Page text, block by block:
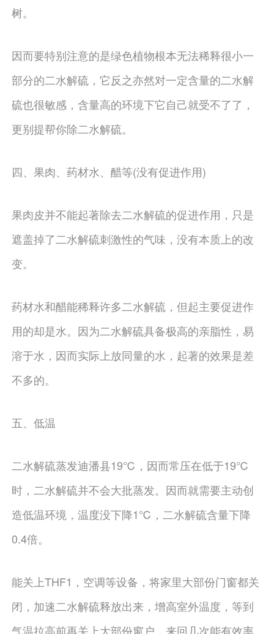
树。
因而要特别注意的是绿色植物根本无法稀释很小一
部分的二水解硫，它反之亦然对一定含量的二水解
硫也很敏感，含量高的环境下它自己就受不了了，
更别提帮你除二水解硫。
四、果肉、药材水、醋等(没有促进作用)
果肉皮并不能起著除去二水解硫的促进作用，只是
遮盖掉了二水解硫刺激性的气味，没有本质上的改
变。
药材水和醋能稀释许多二水解硫，但起主要促进作
用的却是水。因为二水解硫具备极高的亲脂性，易
溶于水，因而实际上放同量的水，起著的效果是差
不多的。
五、低温
二水解硫蒸发迪潘县19℃，因而常压在低于19℃
时，二水解硫并不会大批蒸发。因而就需要主动创
造低温环境，温度没下降1℃，二水解硫含量下降
0.4倍。
能关上THF1，空调等设备，将家里大部份门窗都关
闭，加速二水解硫释放出来，增高室外温度，等到
气温拉高前再关上大部份窗户，来回几次能有效率